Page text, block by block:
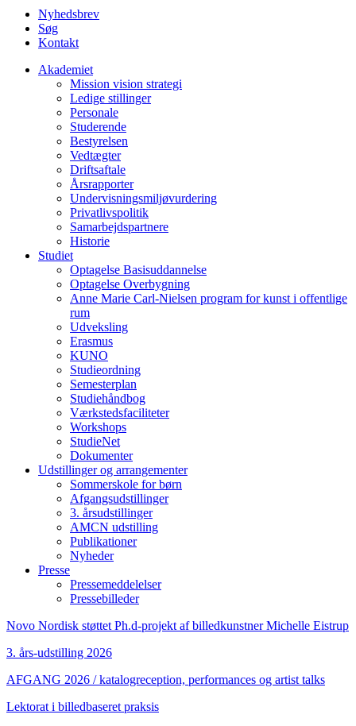
Nyhedsbrev
Søg
Kontakt
Akademiet
Mission vision strategi
Ledige stillinger
Personale
Studerende
Bestyrelsen
Vedtægter
Driftsaftale
Årsrapporter
Undervisningsmiljøvurdering
Privatlivspolitik
Samarbejdspartnere
Historie
Studiet
Optagelse Basisuddannelse
Optagelse Overbygning
Anne Marie Carl-Nielsen program for kunst i offentlige
rum
Udveksling
Erasmus
KUNO
Studieordning
Semesterplan
Studiehåndbog
Værkstedsfaciliteter
Workshops
StudieNet
Dokumenter
Udstillinger og arrangementer
Sommerskole for børn
Afgangsudstillinger
3. årsudstillinger
AMCN udstilling
Publikationer
Nyheder
Presse
Pressemeddelelser
Pressebilleder
Novo Nordisk støttet Ph.d-projekt af billedkunstner Michelle Eistrup
3. års-udstilling 2026
AFGANG 2026 / katalogreception, performances og artist talks
Lektorat i billedbaseret praksis